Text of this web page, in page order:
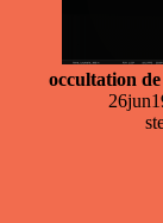
occultation